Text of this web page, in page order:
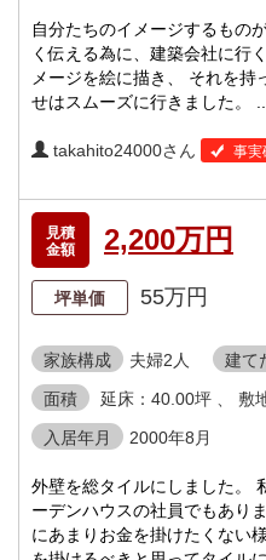
自分たちのイメージするもの
く伝える為に、建築会社に行
メージを絵に描き、 それを持
せはスムーズに行きました。
takahito24000さん 事実
見積
金額
2,200万円
坪単価 55万円
家族構成 夫婦2人 建て
面積
延床：40.00坪 、 敷
入居年月
2000年8月
外壁を総タイルにしました。
ーデンハウスの社員でもあり
にあまりお金を掛けたくない